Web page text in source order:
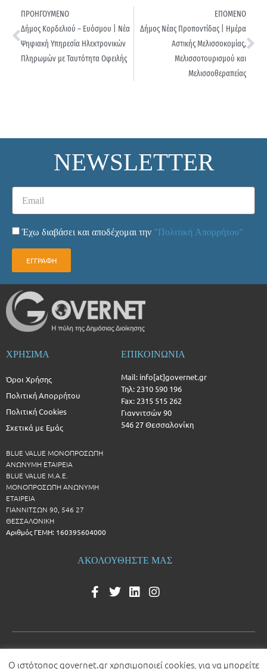
ΠΡΟΗΓΟΥΜΕΝΟ
Δήμος Κορδελιού – Ευόσμου | Νέα
Ψηφιακή Υπηρεσία Ηλεκτρονικών
Πληρωμών με Ταυτότητα Οφειλής
ΕΠΟΜΕΝΟ
Δήμος Νέας Προποντίδας | Ημέρα
Αστικής Μελισσοκομίας,
Μελισσοτουρισμού και
Μελισσοθεραπείας
NEWSLETTER
Έχω διαβάσει και αποδέχομαι την "Πολιτική Απορρήτου"
ΕΓΓΡΑΦΗ
ΧΡΗΣΙΜΑ
Όροι Χρήσης
Πολιτική Απορρήτου
Πολιτική Cookies
Σχετικά με Εμάς
BLUE VALUE ΜΟΝΟΠΡΟΣΩΠΗ
ΑΝΩΝΥΜΗ ΕΤΑΙΡΕΙΑ
BLUE VALUE Μ.Α.Ε.
ΜΟΝΟΠΡΟΣΩΠΗ ΑΝΩΝΥΜΗ
ΕΤΑΙΡΕΙΑ
ΓΙΑΝΝΙΤΣΩΝ 90, 546 27
ΘΕΣΣΑΛΟΝΙΚΗ
Αριθμός ΓΕΜΗ: 160395604000
ΕΠΙΚΟΙΝΩΝΙΑ
Mail: info[at]governet.gr
Τηλ: 2310 590 196
Fax: 2315 515 262
Γιαννιτσών 90
546 27 Θεσσαλονίκη
ΑΚΟΛΟΥΘΗΣΤΕ ΜΑΣ
© 2026 All rights reserved
Ο ιστότοπος governet.gr χρησιμοποιεί cookies, για να μπορείτε